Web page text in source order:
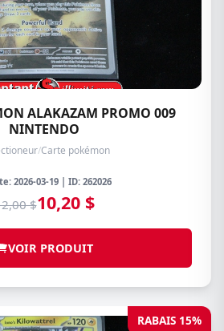
ALAKAZAM PROMO 009
NINTENDO
/Carte pokémon
2026-03-19 | ID: 262026
$10,20 $
VOIR PRODUIT
RABAIS 15%